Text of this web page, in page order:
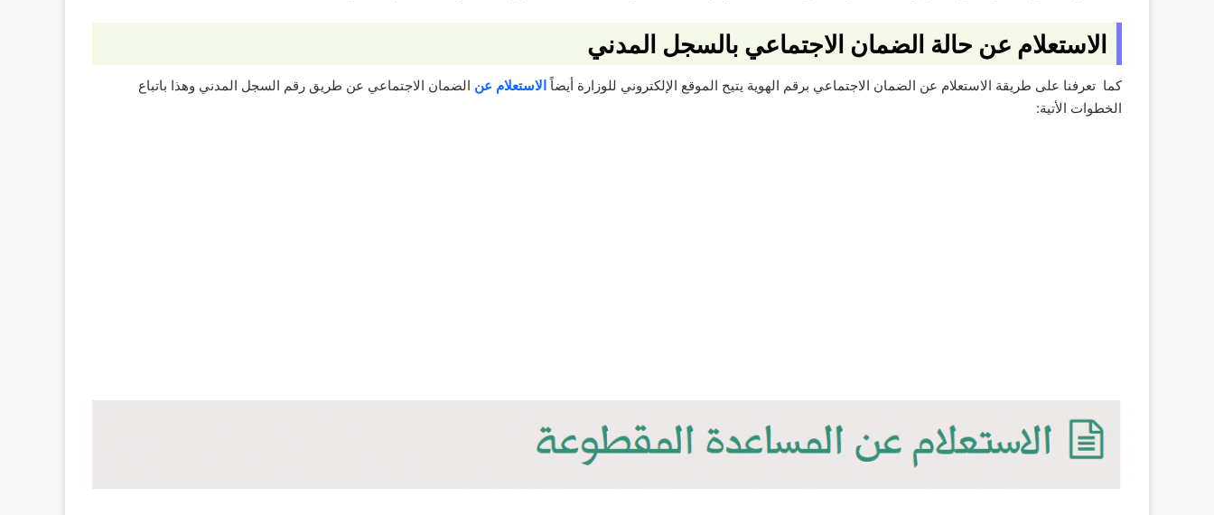
الاستعلام عن حالة الضمان الاجتماعي بالسجل المدني
كما تعرفنا على طريقة الاستعلام عن الضمان الاجتماعي برقم الهوية يتيح الموقع الإلكتروني للوزارة أيضاً الاستعلام عن الضمان الاجتماعي عن طريق رقم السجل المدني وهذا باتباع
الخطوات الأتية: